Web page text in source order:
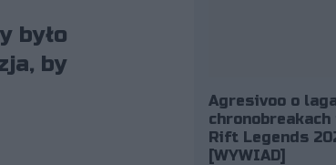
było
by
Agresivoo o
Rift Legends
[WYWIAD]